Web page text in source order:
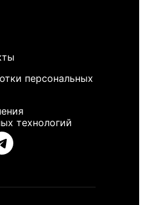
персональных
технологий